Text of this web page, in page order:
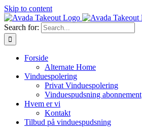
Skip to content
Search for:
Forside
Alternate Home
Vinduespolering
Privat Vinduespolering
Vinduespudsning abonnement
Hvem er vi
Kontakt
Tilbud på vinduespudsning